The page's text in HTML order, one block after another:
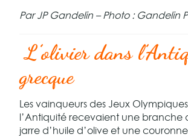
Par JP Gandelin – Photo : Gandelin
L’olivier dans
grecque
Les vainqueurs des Jeux
l’Antiquité recevaient une branche
jarre d’huile d’olive et une